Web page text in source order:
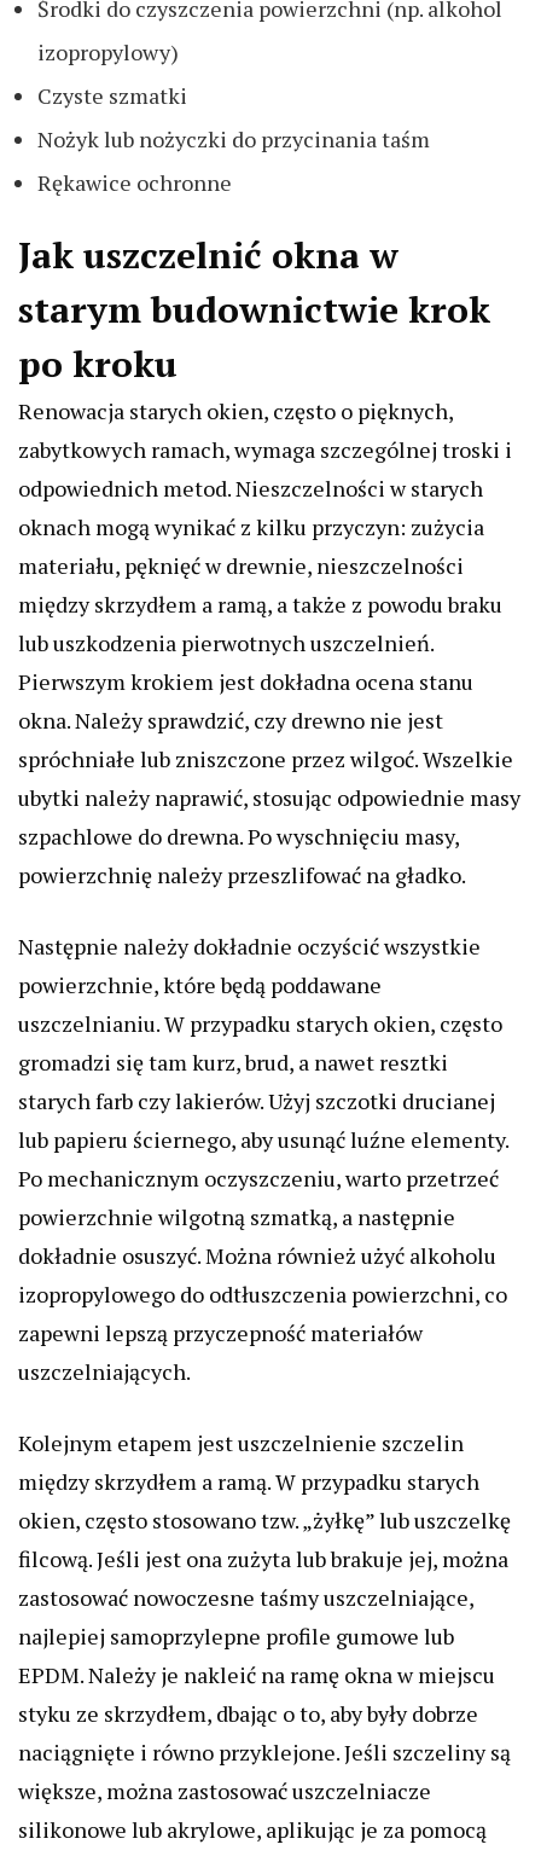
Środki do czyszczenia powierzchni (np. alkohol
izopropylowy)
Czyste szmatki
Nożyk lub nożyczki do przycinania taśm
Rękawice ochronne
Jak uszczelnić okna w
starym budownictwie krok
po kroku
Renowacja starych okien, często o pięknych,
zabytkowych ramach, wymaga szczególnej troski i
odpowiednich metod. Nieszczelności w starych
oknach mogą wynikać z kilku przyczyn: zużycia
materiału, pęknięć w drewnie, nieszczelności
między skrzydłem a ramą, a także z powodu braku
lub uszkodzenia pierwotnych uszczelnień.
Pierwszym krokiem jest dokładna ocena stanu
okna. Należy sprawdzić, czy drewno nie jest
spróchniałe lub zniszczone przez wilgoć. Wszelkie
ubytki należy naprawić, stosując odpowiednie masy
szpachlowe do drewna. Po wyschnięciu masy,
powierzchnię należy przeszlifować na gładko.
Następnie należy dokładnie oczyścić wszystkie
powierzchnie, które będą poddawane
uszczelnianiu. W przypadku starych okien, często
gromadzi się tam kurz, brud, a nawet resztki
starych farb czy lakierów. Użyj szczotki drucianej
lub papieru ściernego, aby usunąć luźne elementy.
Po mechanicznym oczyszczeniu, warto przetrzeć
powierzchnie wilgotną szmatką, a następnie
dokładnie osuszyć. Można również użyć alkoholu
izopropylowego do odtłuszczenia powierzchni, co
zapewni lepszą przyczepność materiałów
uszczelniających.
Kolejnym etapem jest uszczelnienie szczelin
między skrzydłem a ramą. W przypadku starych
okien, często stosowano tzw. „żyłkę” lub uszczelkę
filcową. Jeśli jest ona zużyta lub brakuje jej, można
zastosować nowoczesne taśmy uszczelniające,
najlepiej samoprzylepne profile gumowe lub
EPDM. Należy je nakleić na ramę okna w miejscu
styku ze skrzydłem, dbając o to, aby były dobrze
naciągnięte i równo przyklejone. Jeśli szczeliny są
większe, można zastosować uszczelniacze
silikonowe lub akrylowe, aplikując je za pomocą